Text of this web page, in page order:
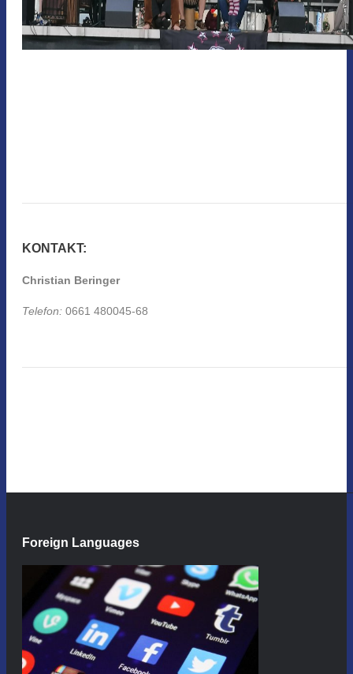
KONTAKT:
Christian Beringer
Telefon: 0661 480045-68
Foreign Languages